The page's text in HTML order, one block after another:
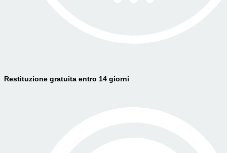
Restituzione gratuita entro 14 giorni